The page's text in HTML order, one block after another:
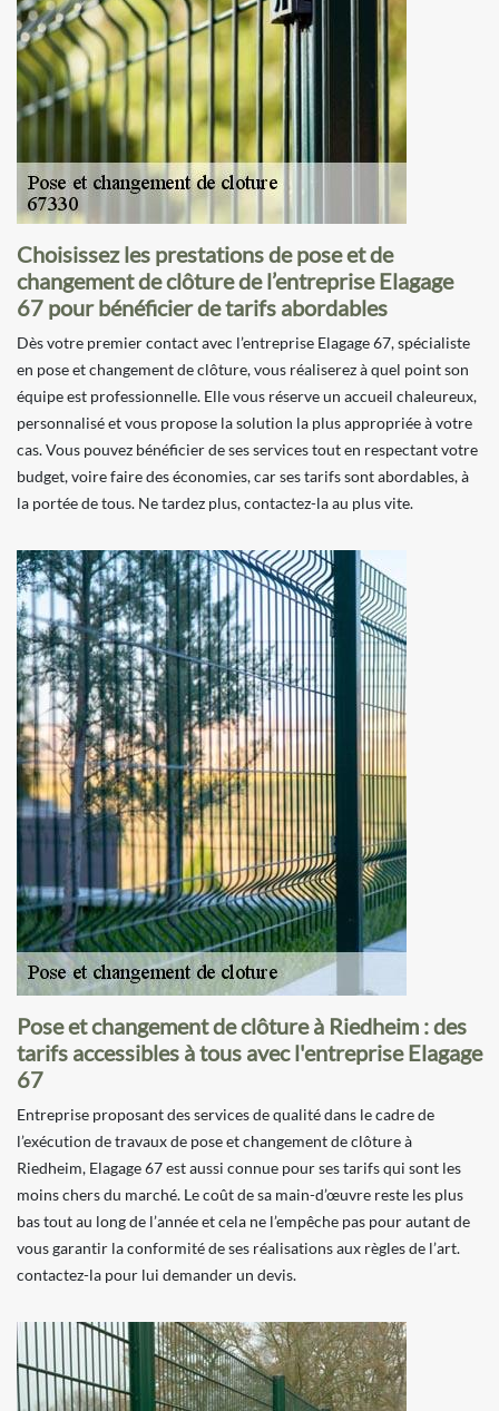
Choisissez les prestations de pose et de
changement de clôture de l’entreprise Elagage
67 pour bénéficier de tarifs abordables
Dès votre premier contact avec l’entreprise Elagage 67, spécialiste
en pose et changement de clôture, vous réaliserez à quel point son
équipe est professionnelle. Elle vous réserve un accueil chaleureux,
personnalisé et vous propose la solution la plus appropriée à votre
cas. Vous pouvez bénéficier de ses services tout en respectant votre
budget, voire faire des économies, car ses tarifs sont abordables, à
la portée de tous. Ne tardez plus, contactez-la au plus vite.
Pose et changement de clôture à Riedheim : des
tarifs accessibles à tous avec l'entreprise Elagage
67
Entreprise proposant des services de qualité dans le cadre de
l’exécution de travaux de pose et changement de clôture à
Riedheim, Elagage 67 est aussi connue pour ses tarifs qui sont les
moins chers du marché. Le coût de sa main-d’œuvre reste les plus
bas tout au long de l’année et cela ne l’empêche pas pour autant de
vous garantir la conformité de ses réalisations aux règles de l’art.
contactez-la pour lui demander un devis.